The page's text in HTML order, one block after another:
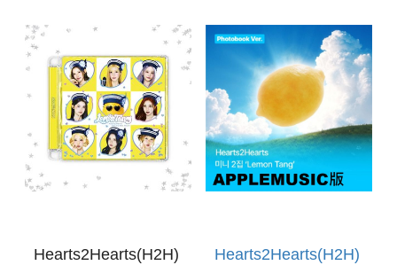
Hearts2Hearts(H2H)
Hearts2Hearts(H2H)